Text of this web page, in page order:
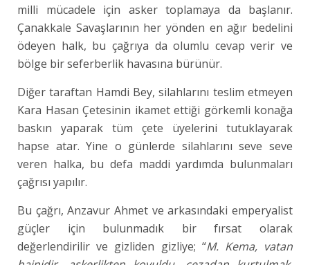
milli mücadele için asker toplamaya da başlanır.
Çanakkale Savaşlarının her yönden en ağır bedelini
ödeyen halk, bu çağrıya da olumlu cevap verir ve
bölge bir seferberlik havasına bürünür.
Diğer taraftan Hamdi Bey, silahlarını teslim etmeyen
Kara Hasan Çetesinin ikamet ettiği görkemli konağa
baskın yaparak tüm çete üyelerini tutuklayarak
hapse atar. Yine o günlerde silahlarını seve seve
veren halka, bu defa maddi yardımda bulunmaları
çağrısı yapılır.
Bu çağrı, Anzavur Ahmet ve arkasındaki emperyalist
güçler için bulunmadık bir fırsat olarak
değerlendirilir ve gizliden gizliye; “M. Kema, vatan